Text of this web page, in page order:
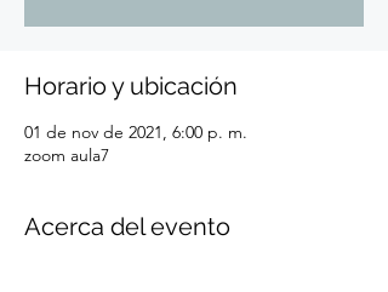
Horario y ubicación
01 de nov de 2021, 6:00 p. m.
zoom aula7
Acerca del evento